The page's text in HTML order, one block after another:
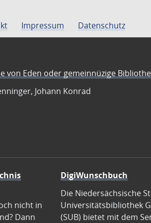
Impressum Datenschutz
von Eden oder gemeinnüzige
Johann Konrad
nicht in
Dann
DigiWunschbuch
Die Niedersächsische
Universitätsbibliothek
(SUB) bietet mit dem